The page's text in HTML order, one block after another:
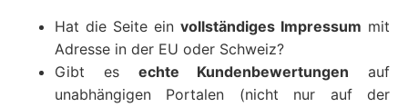
Hat die Seite ein vollständiges Impressum mit
Adresse in der EU oder Schweiz?
Gibt es echte Kundenbewertungen auf
unabhängigen Portalen (nicht nur auf der